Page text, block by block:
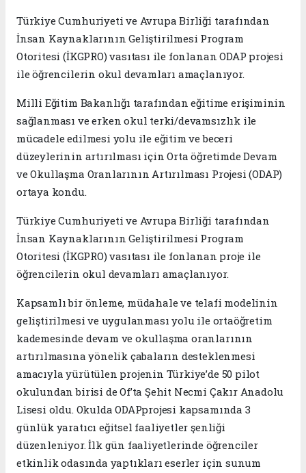
Türkiye Cumhuriyeti ve Avrupa Birliği tarafından
İnsan Kaynaklarının Geliştirilmesi Program
Otoritesi (İKGPRO) vasıtası ile fonlanan ODAP projesi
ile öğrencilerin okul devamları amaçlanıyor.
Milli Eğitim Bakanlığı tarafından eğitime erişiminin
sağlanması ve erken okul terki/devamsızlık ile
mücadele edilmesi yolu ile eğitim ve beceri
düzeylerinin artırılması için Orta öğretimde Devam
ve Okullaşma Oranlarının Artırılması Projesi (ODAP)
ortaya kondu.
Türkiye Cumhuriyeti ve Avrupa Birliği tarafından
İnsan Kaynaklarının Geliştirilmesi Program
Otoritesi (İKGPRO) vasıtası ile fonlanan proje ile
öğrencilerin okul devamları amaçlanıyor.
Kapsamlı bir önleme, müdahale ve telafi modelinin
geliştirilmesi ve uygulanması yolu ile ortaöğretim
kademesinde devam ve okullaşma oranlarının
artırılmasına yönelik çabaların desteklenmesi
amacıyla yürütülen projenin Türkiye’de 50 pilot
okulundan birisi de Of’ta Şehit Necmi Çakır Anadolu
Lisesi oldu. Okulda ODAPprojesi kapsamında 3
günlük yaratıcı eğitsel faaliyetler şenliği
düzenleniyor. İlk gün faaliyetlerinde öğrenciler
etkinlik odasında yaptıkları eserler için sunum